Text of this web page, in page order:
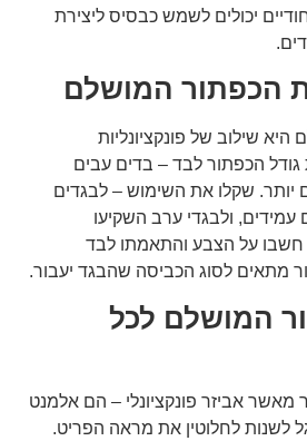
יכולים לשמש כבסיס ליצירת
הכפתור המושלם
שילוב של פונקציונליות
הכפתור לבד – בדים עבים
יותר. שקלו את השימוש – לבגדים
עמידים, ולבגדי ערב השקיעו
חשבו על הצבע והתאמתו לבד
מתאים לסוג הכביסה שהבגד יעבור.
המושלם לכל
מאשר אביזר פונקציונלי – הם אלמנט
לשנות לחלוטין את מראה הפריט.